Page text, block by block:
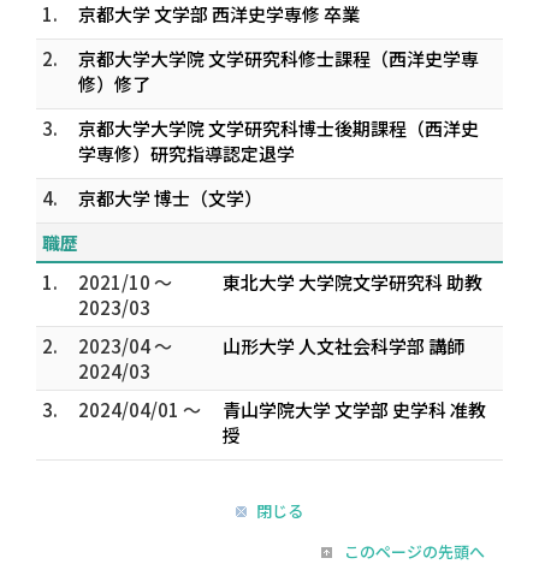
1.
京都大学 文学部 西洋史学専修 卒業
2.
京都大学大学院 文学研究科修士課程（西洋史学専
修）修了
3.
京都大学大学院 文学研究科博士後期課程（西洋史
学専修）研究指導認定退学
4.
京都大学 博士（文学）
職歴
1.
2021/10 ～
2023/03
東北大学 大学院文学研究科 助教
2.
2023/04 ～
2024/03
山形大学 人文社会科学部 講師
3. 2024/04/01 ～
青山学院大学 文学部 史学科 准教
授
閉じる
このページの先頭へ